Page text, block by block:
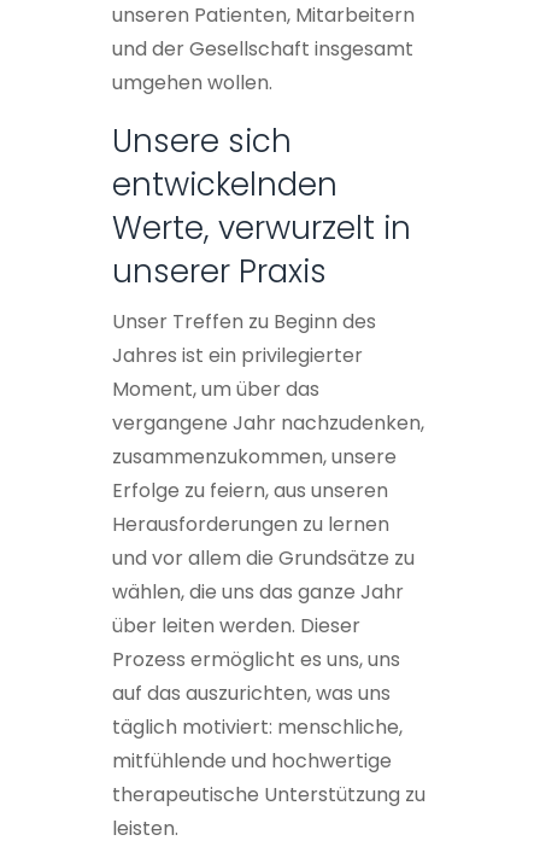
unseren Patienten, Mitarbeitern
und der Gesellschaft insgesamt
umgehen wollen.
Unsere sich
entwickelnden
Werte, verwurzelt in
unserer Praxis
Unser Treffen zu Beginn des
Jahres ist ein privilegierter
Moment, um über das
vergangene Jahr nachzudenken,
zusammenzukommen, unsere
Erfolge zu feiern, aus unseren
Herausforderungen zu lernen
und vor allem die Grundsätze zu
wählen, die uns das ganze Jahr
über leiten werden. Dieser
Prozess ermöglicht es uns, uns
auf das auszurichten, was uns
täglich motiviert: menschliche,
mitfühlende und hochwertige
therapeutische Unterstützung zu
leisten.